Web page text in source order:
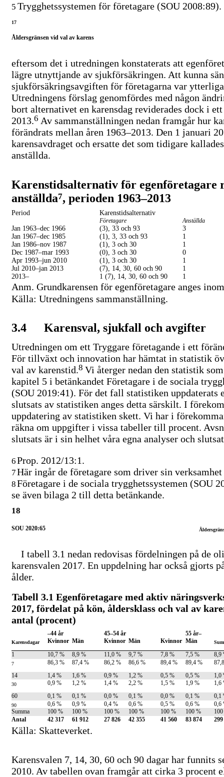
5 Trygghetssystemen för företagare (SOU 2008:89).
17
Åldersgränsen vid val av karens
eftersom det i utredningen konstaterats att
lägre utnyttjande av sjukförsäkringen. Att kunna
sjukförsäkringsavgiften för företagarna var
Utredningens förslag genomfördes med någon
bort alternativet en karensdag reviderades dock i ett
2013.6 Av sammanställningen nedan framgår hur
förändrats mellan åren 1963–2013. Den 1 januari
karensavdraget och ersatte det som tidigare
anställda.
Karenstidsalternativ för egenföretagare
anställda7, perioden 1963–2013
Period Karenstidsalternativ
Företagare Anställda
Jan 1963–dec 1966 (3), 33 och 93
3
Jan 1967–dec 1985 (1), 3, 33 och 93
1
Jan 1986–nov 1987 (1), 3 och 30
1
Dec 1987–mar 1993 (0), 3 och 30
0
Apr 1993–jun 2010 (1), 3 och 30
1
Jul 2010–jan 2013 (7), 14, 30, 60 och 90
1
2013–
1 (7), 14, 30, 60 och 90 1
Anm. Grundkarensen för egenföretagare anges
Källa: Utredningens sammanställning.
3.4 Karensval, sjukfall och avgifter
Utredningen om ett Tryggare företagande i ett
För tillväxt och innovation har hämtat in statistik
val av karenstid.8 Vi återger nedan den statistik
kapitel 5 i betänkandet Företagare i de sociala
(SOU 2019:41). För det fall statistiken uppdaterats
slutsats av statistiken anges detta särskilt. I
uppdatering av statistiken skett. Vi har i
räkna om uppgifter i vissa tabeller till procent.
slutsats är i sin helhet våra egna analyser och
6Prop. 2012/13:1.
7Här ingår de företagare som driver sin
8Företagare i de sociala trygghetssystemen (SOU
se även bilaga 2 till detta betänkande.
18
SOU 2020:65
I tabell 3.1 nedan redovisas fördelningen på de
karensvalen 2017. En uppdelning har också gjorts
ålder.
Tabell 3.1 Egenföretagare med aktiv
2017, fördelat på kön, åldersklass och val av
antal (procent)
–44 år 45–54 år 55 år–
Karensdagar Kvinnor Män Kvinnor Män Kvinnor Män
1 10,7 % 8,9 % 11,0 % 9,7 % 7,8 % 7,5 % 8,9
7 86,3 % 87,4 % 86,2 % 86,6 % 89,4 % 89,4 %
14
1,4 % 1,6 % 0,9 % 1,2 % 0,5 % 0,5 % 1,0
30 0,9 % 1,2 % 1,4 % 2,2 % 1,5 % 1,9 %
1,6
60
0,1 % 0,1 % 0,0 % 0,1 % 0,0 % 0,1 % 0,1
90 0,6 % 0,9 % 0,4 % 0,6 % 0,5 % 0,6 %
0,6
Summa
100 % 100 % 100 % 100 % 100 % 100 %
Antal
42 317 61 912 27 826 42 355 41 560 83 874
Källa: Skatteverket.
Karensvalen 7, 14, 30, 60 och 90 dagar har funnits
2010. Av tabellen ovan framgår att cirka 3 procent